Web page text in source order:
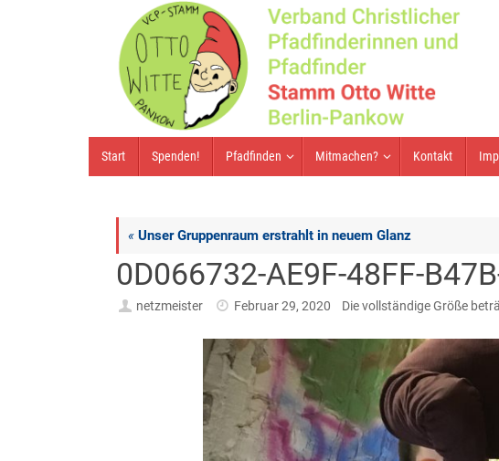
Inhalt
Start Spenden! Pfadfinden Mitmachen? Kontakt
« Unser Gruppenraum erstrahlt in neuem Glanz
0D066732-AE9F-48FF-
netzmeister Februar 29, 2020 Die vollständige Größe